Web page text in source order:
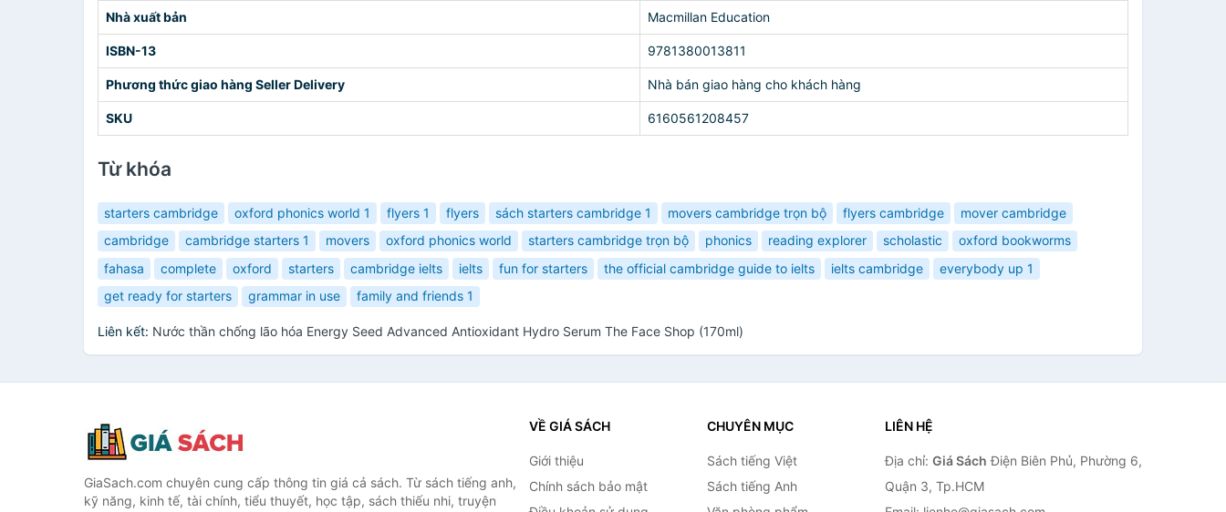
Nhà xuất bản Macmillan Education
ISBN-13 9781380013811
Phương thức giao hàng Seller Delivery Nhà bán giao hàng cho khách hàng
SKU 6160561208457
Từ khóa
starters cambridge oxford phonics world 1 flyers 1 flyers sách starters cambridge 1 movers cambridge trọn bộ flyers cambridge
mover cambridge
cambridge
cambridge starters 1 movers oxford phonics world starters cambridge trọn bộ phonics reading explorer scholastic
oxford bookworms
fahasa
complete oxford starters cambridge ielts ielts fun for starters the official cambridge guide to ielts ielts cambridge
everybody up 1
get ready for starters
grammar in use family and friends 1
Liên kết: Nước thần chống lão hóa Energy Seed Advanced Antioxidant Hydro Serum The Face Shop (170ml)
GiaSach.com chuyên cung cấp thông tin giá cả sách. Từ sách tiếng anh,
kỹ năng, kinh tế, tài chính, tiểu thuyết, học tập, sách thiếu nhi, truyện
VỀ GIÁ SÁCH
Giới thiệu
Chính sách bảo mật
CHUYÊN MỤC
Sách tiếng Việt
Sách tiếng Anh
LIÊN HỆ
Địa chỉ: Giá Sách Điện Biên Phủ, Phường 6,
Quận 3, Tp.HCM